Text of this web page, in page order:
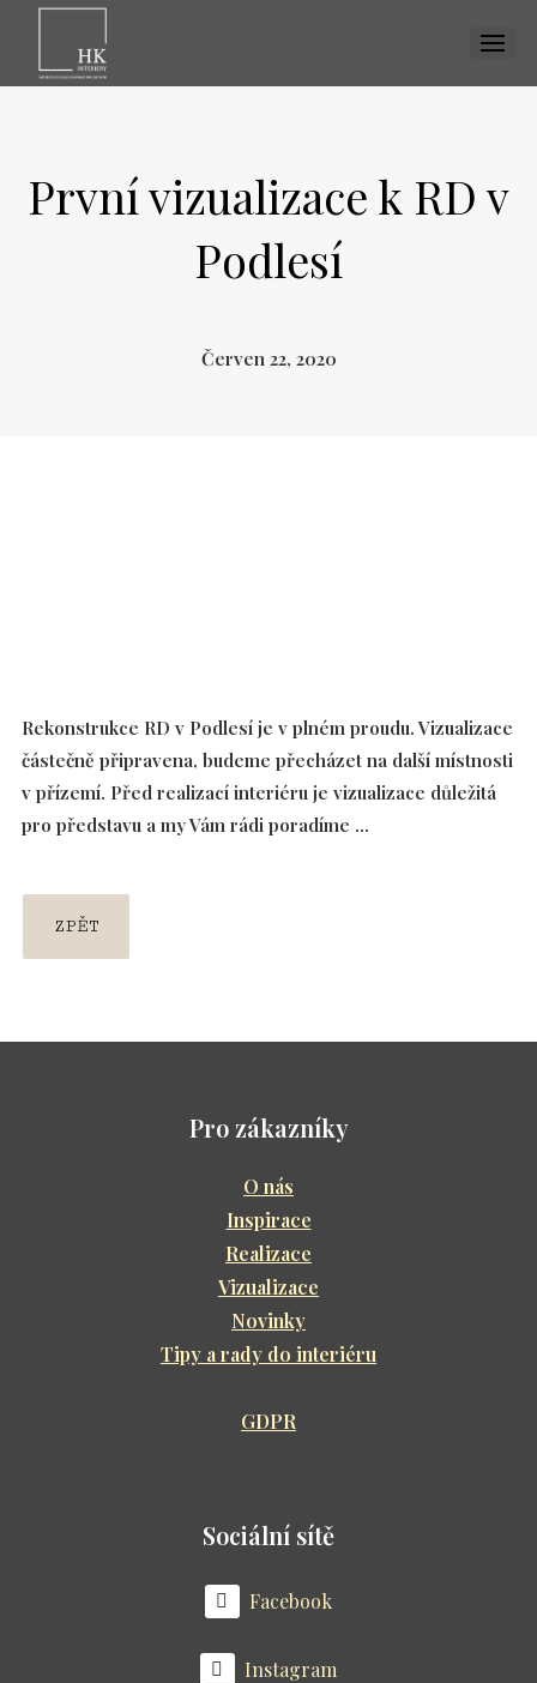
MENU
První vizualizace k RD v
Podlesí
Červen 22, 2020
Rekonstrukce RD v Podlesí je v plném proudu. Vizualizace
částečně připravena, budeme přecházet na další místnosti
v přízemí. Před realizací interiéru je vizualizace důležitá
pro představu a my Vám rádi poradíme …
ZPĚT
Pro zákazníky
O nás
Inspirace
Realizace
Vizualizace
Novinky
Tipy a rady do interiéru
GDPR
Sociální sítě
Facebook
Instagram